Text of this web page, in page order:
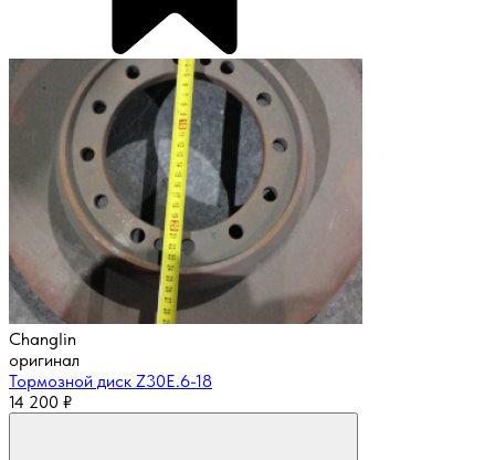
Changlin
оригинал
Тормозной диск Z30E.6-18
14 200 ₽